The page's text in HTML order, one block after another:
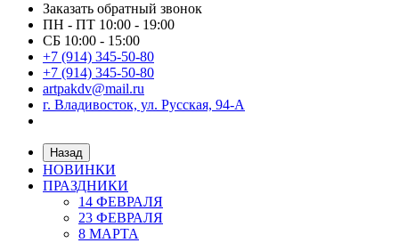
Заказать обратный звонок
ПН - ПТ 10:00 - 19:00
СБ 10:00 - 15:00
+7 (914) 345-50-80
+7 (914) 345-50-80
artpakdv@mail.ru
г. Владивосток, ул. Русская, 94-А
Назад
НОВИНКИ
ПРАЗДНИКИ
14 ФЕВРАЛЯ
23 ФЕВРАЛЯ
8 МАРТА